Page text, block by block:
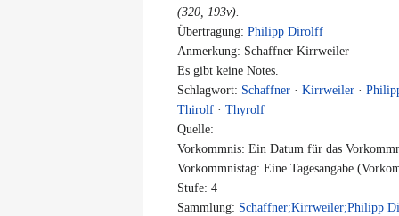
(320, 193v).
Übertragung:Philipp Dirolff
Anmerkung: Schaffner Kirrweiler
Es gibt keine Notes.
Schlagwort: Schaffner ·Kirrweiler ·
Thirolf ·Thyrolf
Quelle:
Vorkommnis: Ein Datum für das
Vorkommnistag: Eine Tagesangabe
Stufe: 4
Sammlung: Schaffner;Kirrweiler;Philipp